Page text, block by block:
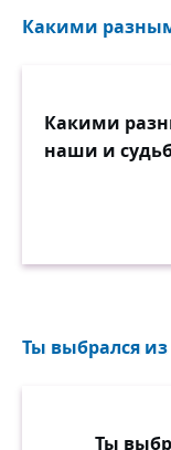
Какими
Какими
наши и
Ты выбрался из
Ты